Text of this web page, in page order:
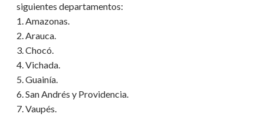
siguientes departamentos:
1. Amazonas.
2. Arauca.
3. Chocó.
4. Vichada.
5. Guainía.
6. San Andrés y Providencia.
7. Vaupés.